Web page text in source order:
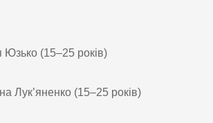
Юзько (15–25 років)
Лук’яненко (15–25 років)